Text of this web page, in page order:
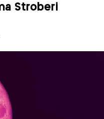
Stroberi